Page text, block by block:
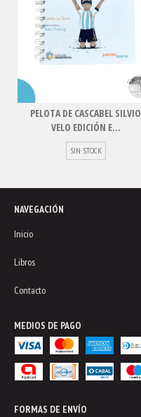
PELOTA DE CASCABEL SILVIO
VELO EDICIÓN E...
SIN STOCK
NAVEGACIÓN
Inicio
Libros
Contacto
MEDIOS DE PAGO
FORMAS DE ENVÍO